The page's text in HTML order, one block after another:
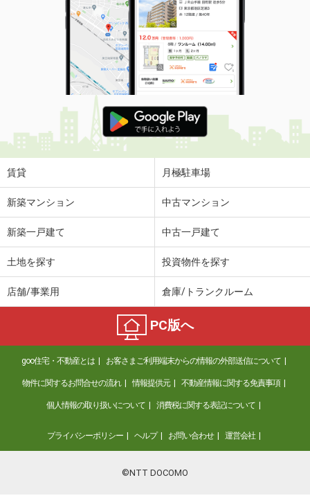
賃貸 月極駐車場
新築マンション 中古マンション
新築一戸建て 中古一戸建て
土地を探す 投資物件を探す
店舗/事業用 倉庫/トランクルーム
PC版へ
goo住宅・不動産とは お客さまご利用端末からの情報の外部送信について
物件に関するお問合せの流れ 情報提供元 不動産情報に関する免責事項
個人情報の取り扱いについて 消費税に関する表記について
プライバシーポリシー ヘルプ お問い合わせ 運営会社
©NTT DOCOMO